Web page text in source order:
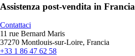
Assistenza post-vendita in Francia
Contattaci
11 rue Bernard Maris
37270 Montlouis-sur-Loire, Francia
+33 1 86 47 62 58